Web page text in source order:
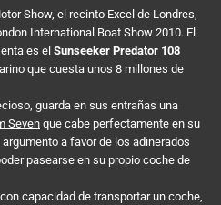
Show, el recinto Excel de Londres,
International Boat Show 2010. El
es el Sunseeker Predator 108
que cuesta unos 8 millones de
guarda en sus entrañas una
Sevenque cabe perfectamente en su
a favor de los adinerados
pasearse en su propio coche de
capacidad de transportar un coche,